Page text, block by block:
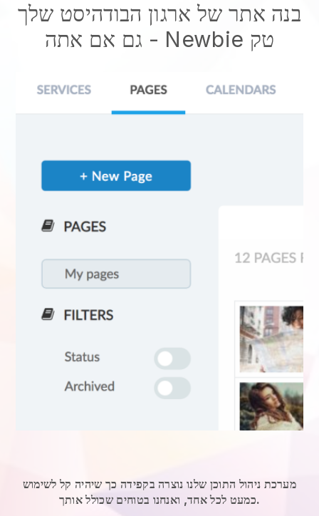
בנה אתר של ארגון הבודהיסט שלך
- גם אם אתה Newbie טק
מערכת ניהול התוכן שלנו נוצרה בקפידה כך שיהיה קל לשימוש
כמעט לכל אחד, ואנחנו בטוחים שכולל אותך.